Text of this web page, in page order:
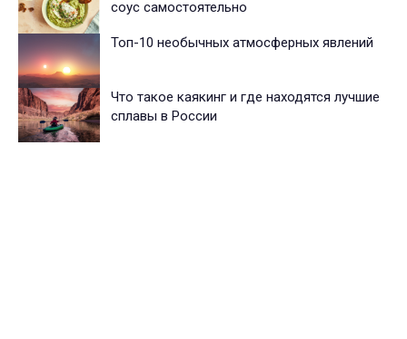
соус самостоятельно
Топ-10 необычных атмосферных явлений
Что такое каякинг и где находятся лучшие
сплавы в России